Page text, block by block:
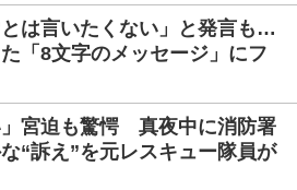
は言いたくない」と発言も…
「8文字のメッセージ」にフ
」宮迫も驚愕 真夜中に消防署
“訴え”を元レスキュー隊員が